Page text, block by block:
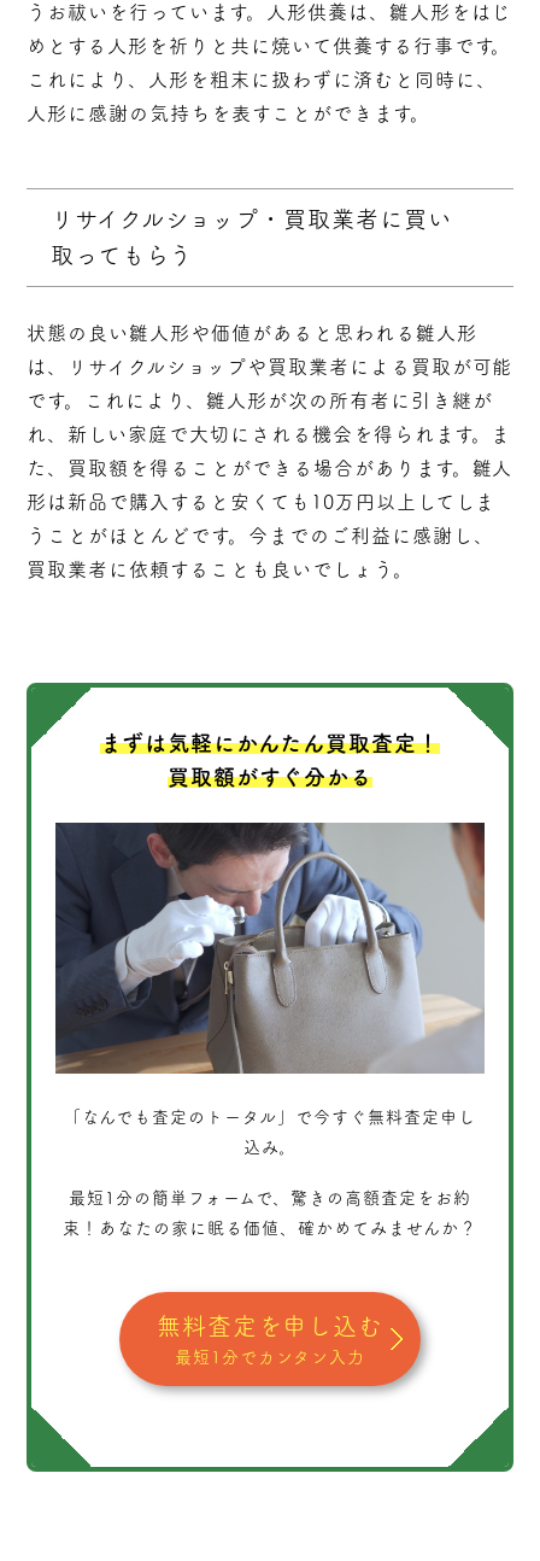
うお祓いを行っています。人形供養は、雛人形をはじ
めとする人形を祈りと共に焼いて供養する行事です。
これにより、人形を粗末に扱わずに済むと同時に、
人形に感謝の気持ちを表すことができます。
リサイクルショップ・買取業者に買い
取ってもらう
状態の良い雛人形や価値があると思われる雛人形
は、リサイクルショップや買取業者による買取が可能
です。これにより、雛人形が次の所有者に引き継が
れ、新しい家庭で大切にされる機会を得られます。ま
た、買取額を得ることができる場合があります。雛人
形は新品で購入すると安くても10万円以上してしま
うことがほとんどです。今までのご利益に感謝し、
買取業者に依頼することも良いでしょう。
まずは気軽にかんたん買取査定！
買取額がすぐ分かる
「なんでも査定のトータル」
で今すぐ無料査定申し
込み。
最短1分 の簡単フォームで、驚きの高額査定をお約
束！あなたの家に眠る価値、確かめてみませんか？
無料査定を申し込む
最短1分でカンタン入力